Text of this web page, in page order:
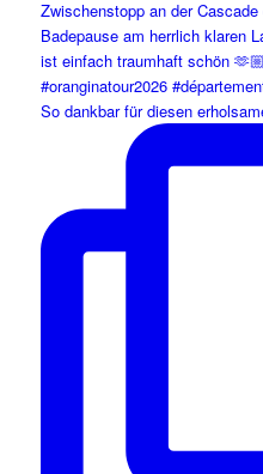
So dankbar für diesen